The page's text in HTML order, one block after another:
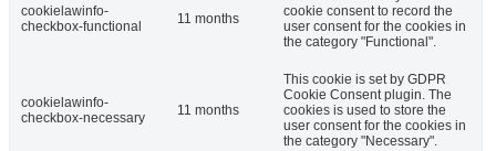
cookielawinfo-
checkbox-functional
11 months
cookie consent to record the
user consent for the cookies in
the category "Functional".
cookielawinfo-
checkbox-necessary
11 months
This cookie is set by GDPR
Cookie Consent plugin. The
cookies is used to store the
user consent for the cookies in
the category "Necessary".